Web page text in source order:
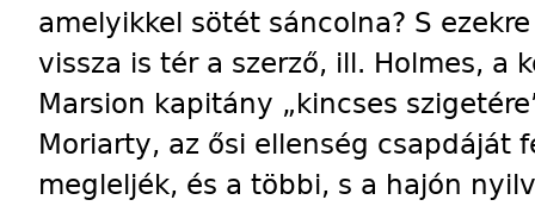
amelyikkel sötét sáncolna? S
vissza is tér a szerző, ill. Holmes, a
Marsion kapitány „kincses
Moriarty, az ősi ellenség csapdáját
megleljék, és a többi, s a hajón